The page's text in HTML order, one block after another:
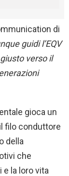
di
guidi l’EQV
verso il
gioca un
filo conduttore
della
che
la loro vita